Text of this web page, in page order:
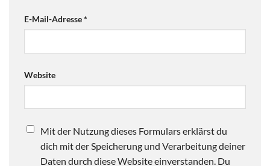
E-Mail-Adresse*
Website
Mit der Nutzung dieses Formulars erklärst du
dich mit der Speicherung und Verarbeitung deiner
Daten durch diese Website einverstanden. Du